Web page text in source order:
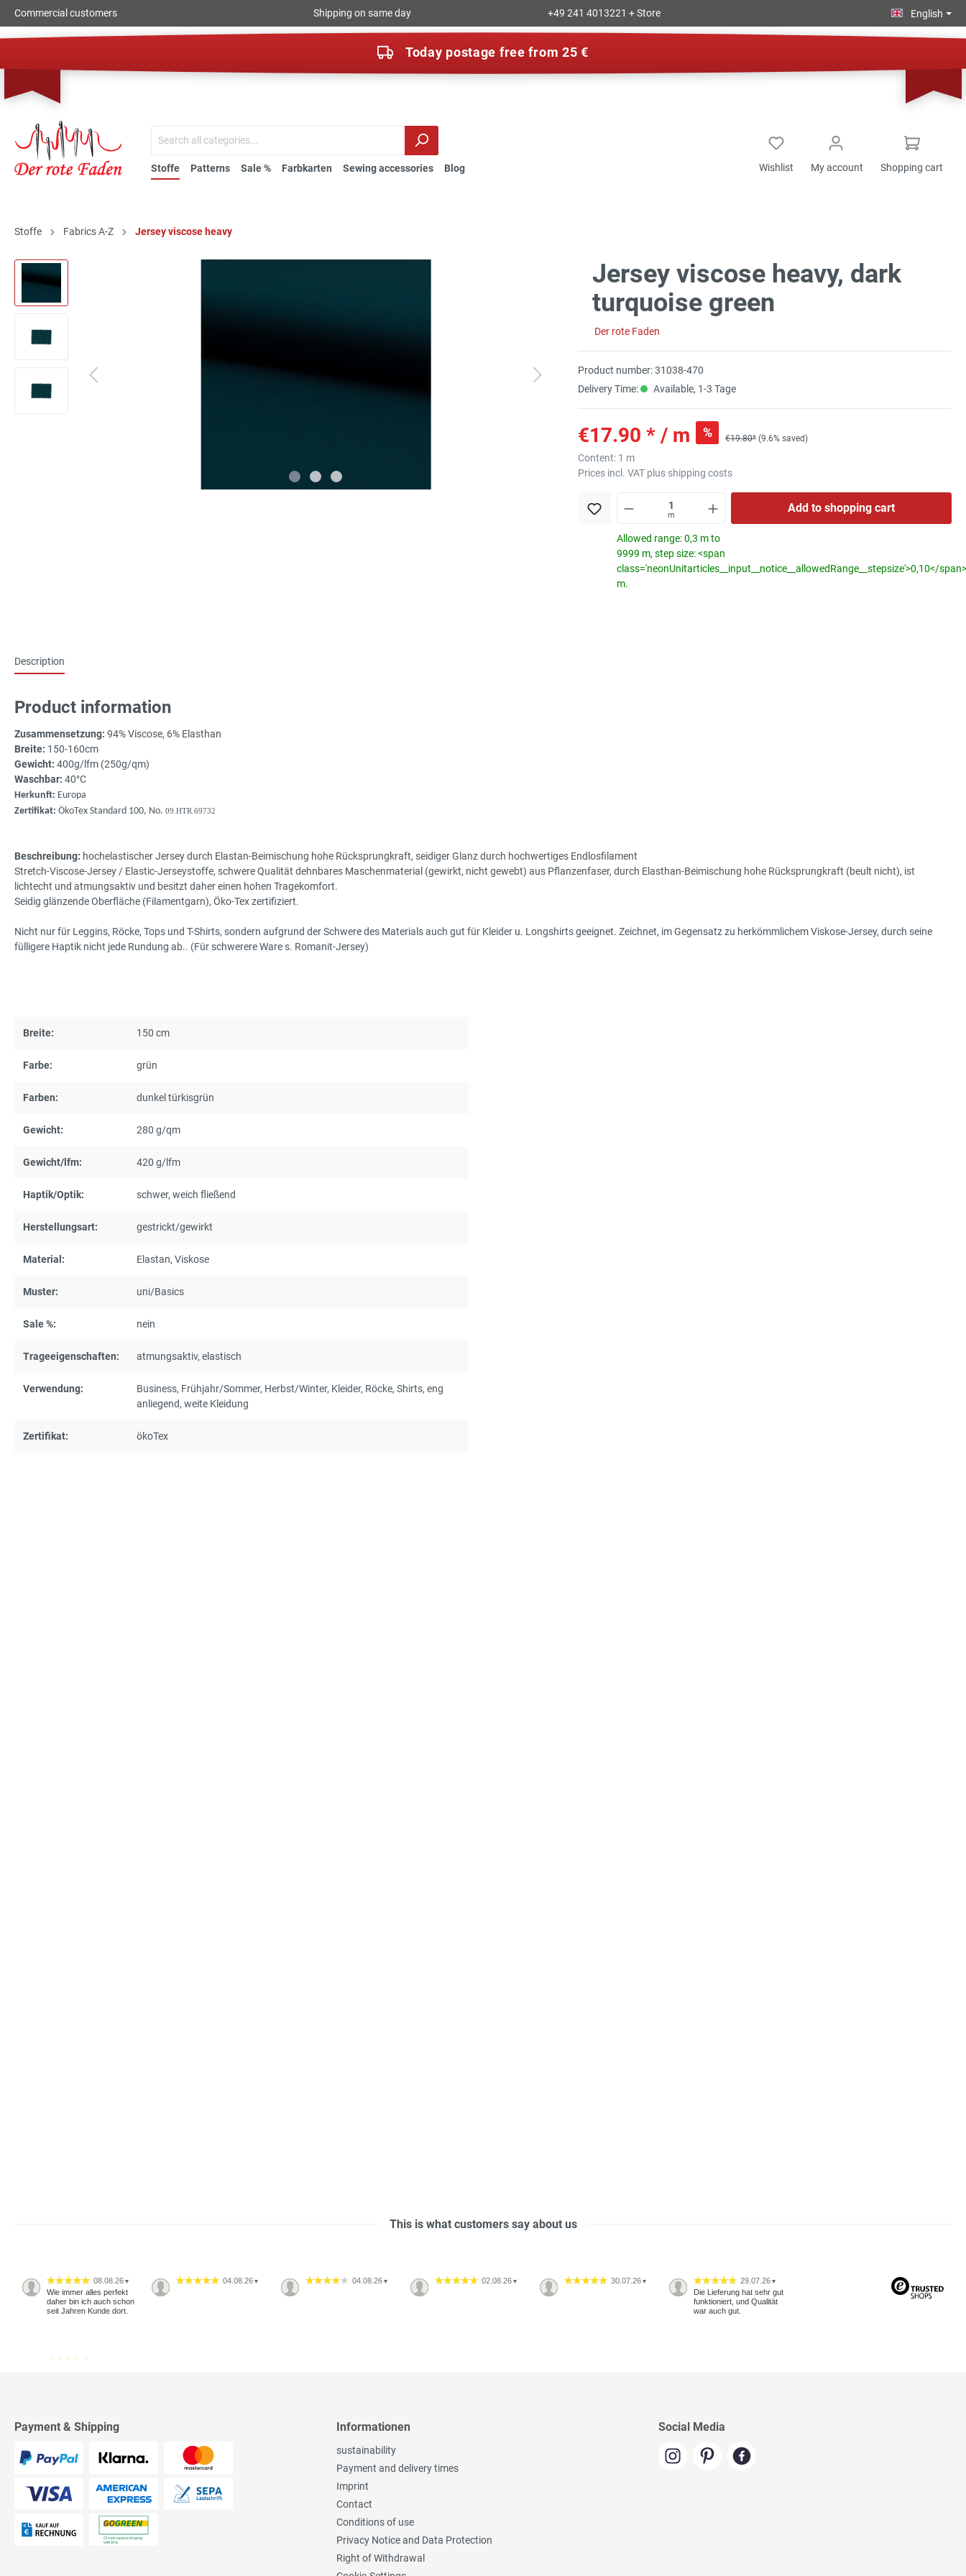
Commercial customers Shipping on same day +49 241 4013221 + Store English
Today postage free from 25 €
Stoffe Patterns Sale % Farbkarten Sewing accessories Blog Wishlist My account Shopping cart
Stoffe Fabrics A-Z Jersey viscose heavy
Jersey viscose heavy, dark
turquoise green
Der rote Faden
Product number:31038-470
Delivery Time:
Available, 1-3 Tage
€17.90 * / m % €19.80* (9.6% saved)
Content: 1 m
Prices incl. VAT plus shipping costs
m
Add to shopping cart
Allowed range: 0,3 m to
9999 m, step size: <span
class='neonUnitarticles__input__notice__allowedRange__stepsize'>0,10</span>
m.
Description
Product information
Zusammensetzung: 94% Viscose, 6% Elasthan
Breite: 150-160cm
Gewicht: 400g/lfm (250g/qm)
Waschbar: 40°C
Herkunft: Europa
Zertifikat: ÖkoTex Standard 100, No. 09.HTR.69732
Beschreibung: hochelastischer Jersey durch Elastan-Beimischung hohe Rücksprungkraft, seidiger Glanz durch hochwertiges Endlosfilament
Stretch-Viscose-Jersey / Elastic-Jerseystoffe, schwere Qualität dehnbares Maschenmaterial (gewirkt, nicht gewebt) aus Pflanzenfaser, durch Elasthan-Beimischung hohe Rücksprungkraft (beult nicht), ist
lichtecht und atmungsaktiv und besitzt daher einen hohen Tragekomfort.
Seidig glänzende Oberfläche (Filamentgarn), Öko-Tex zertifiziert.
Nicht nur für Leggins, Röcke, Tops und T-Shirts, sondern aufgrund der Schwere des Materials auch gut für Kleider u. Longshirts geeignet. Zeichnet, im Gegensatz zu herkömmlichem Viskose-Jersey, durch seine
fülligere Haptik nicht jede Rundung ab.. (Für schwerere Ware s. Romanit-Jersey)
Breite: 150 cm
Farbe: grün
Farben: dunkel türkisgrün
Gewicht: 280 g/qm
Gewicht/lfm: 420 g/lfm
Haptik/Optik: schwer, weich fließend
Herstellungsart: gestrickt/gewirkt
Material: Elastan, Viskose
Muster: uni/Basics
Sale %: nein
Trageeigenschaften: atmungsaktiv, elastisch
Verwendung: Business, Frühjahr/Sommer, Herbst/Winter, Kleider, Röcke, Shirts, eng
anliegend, weite Kleidung
Zertifikat: ökoTex
This is what customers say about us
08.08.26 ▼
Wie immer alles perfekt
daher bin ich auch schon
seit Jahren Kunde dort.
04.08.26 ▼ 04.08.26 ▼ 02.08.26 ▼ 30.07.26 ▼ 29.07.26 ▼
Die Lieferung hat sehr gut
funktioniert, und Qualität
war auch gut.
Payment & Shipping Informationen
sustainability
Payment and delivery times
Imprint
Contact
Conditions of use
Privacy Notice and Data Protection
Right of Withdrawal
Social Media